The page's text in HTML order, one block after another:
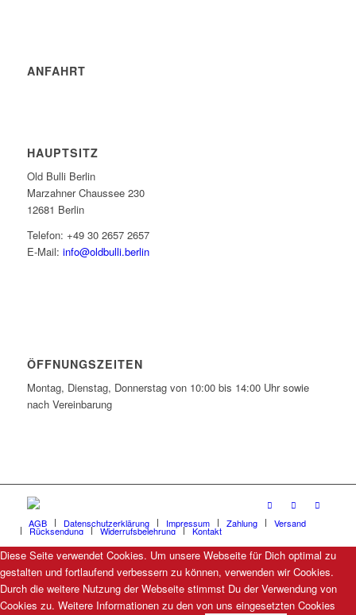
ANFAHRT
HAUPTSITZ
Old Bulli Berlin
Marzahner Chaussee 230
12681 Berlin
Telefon: +49 30 2657 2657
E-Mail: info@oldbulli.berlin
ÖFFNUNGSZEITEN
Montag, Dienstag, Donnerstag von 10:00 bis 14:00 Uhr sowie
nach Vereinbarung
AGB Datenschutzerklärung Impressum Zahlung Versand
Rücksendung Widerrufsbelehrung Kontakt
Diese Seite verwendet Cookies. Um unsere Webseite für Dich optimal zu
gestalten und fortlaufend verbessern zu können, verwenden wir Cookies.
Durch die weitere Nutzung der Webseite stimmst Du der Verwendung von
Cookies zu. Weitere Informationen zu den von uns eingesetzten Cookies